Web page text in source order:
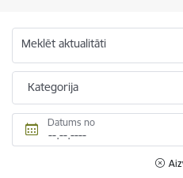
Meklēt aktualitāti
Kategorija
Datums no